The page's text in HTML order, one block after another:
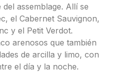
assemblage. Allí se
el Cabernet Sauvignon,
y el Petit Verdot.
arenosos que también
de arcilla y limo, con
el día y la noche.